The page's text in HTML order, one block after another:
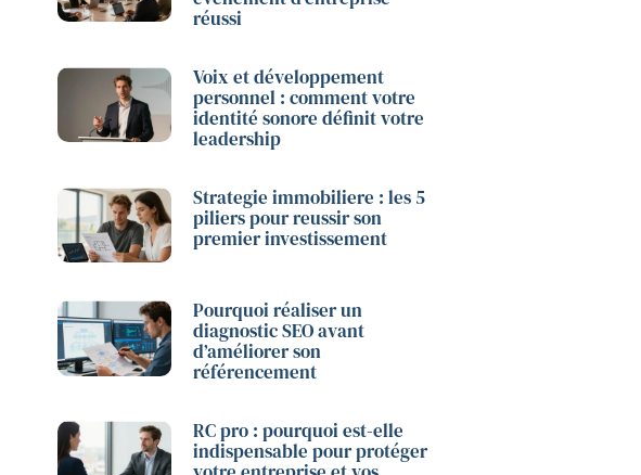
réussi
Voix et développement
personnel : comment votre
identité sonore définit votre
leadership
Strategie immobiliere : les 5
piliers pour reussir son
premier investissement
Pourquoi réaliser un
diagnostic SEO avant
d’améliorer son
référencement
RC pro : pourquoi est-elle
indispensable pour protéger